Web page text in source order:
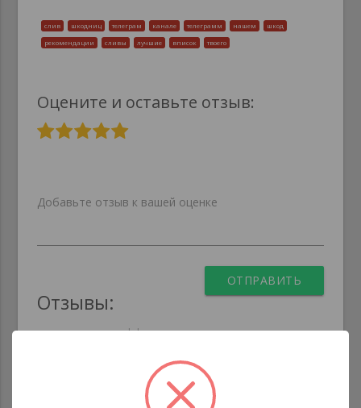
слив шкодниц телеграм канале телеграмм нашем
шкод
рекомендации
сливы лучшие вписок твоего
Оцените и оставьте отзыв:
Добавьте отзыв к вашей оценке
ОТПРАВИТЬ
Отзывы:
Нет отзывов